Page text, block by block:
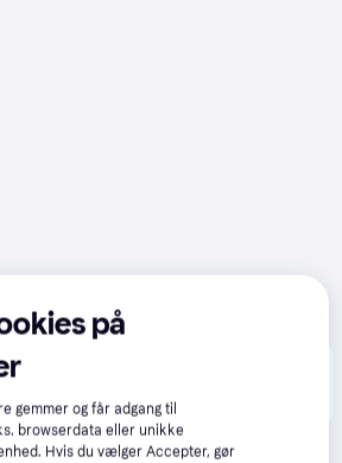
1
på
gemmer og får adgang til
browserdata eller unikke
Hvis du vælger Accepter, gør